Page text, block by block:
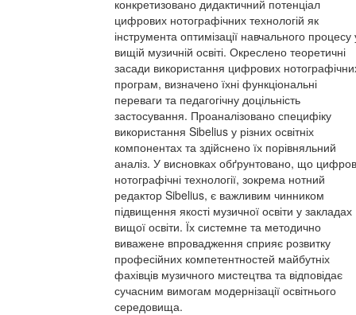
конкретизовано дидактичний потенціал
цифрових нотографічних технологій як
інструмента оптимізації навчального процесу
вищій музичній освіті. Окреслено теоретичні
засади використання цифрових
програм, визначено їхні функціональні
переваги та педагогічну доцільність
застосування. Проаналізовано специфіку
використання Sibelius у різних освітніх
компонентах та здійснено їх порівняльний
аналіз. У висновках обґрунтовано, що
нотографічні технології, зокрема нотний
редактор Sibelius, є важливим чинником
підвищення якості музичної освіти у закладах
вищої освіти. Їх системне та методично
виважене впровадження сприяє розвитку
професійних компетентностей майбутніх
фахівців музичного мистецтва та відповідає
сучасним вимогам модернізації освітнього
середовища.